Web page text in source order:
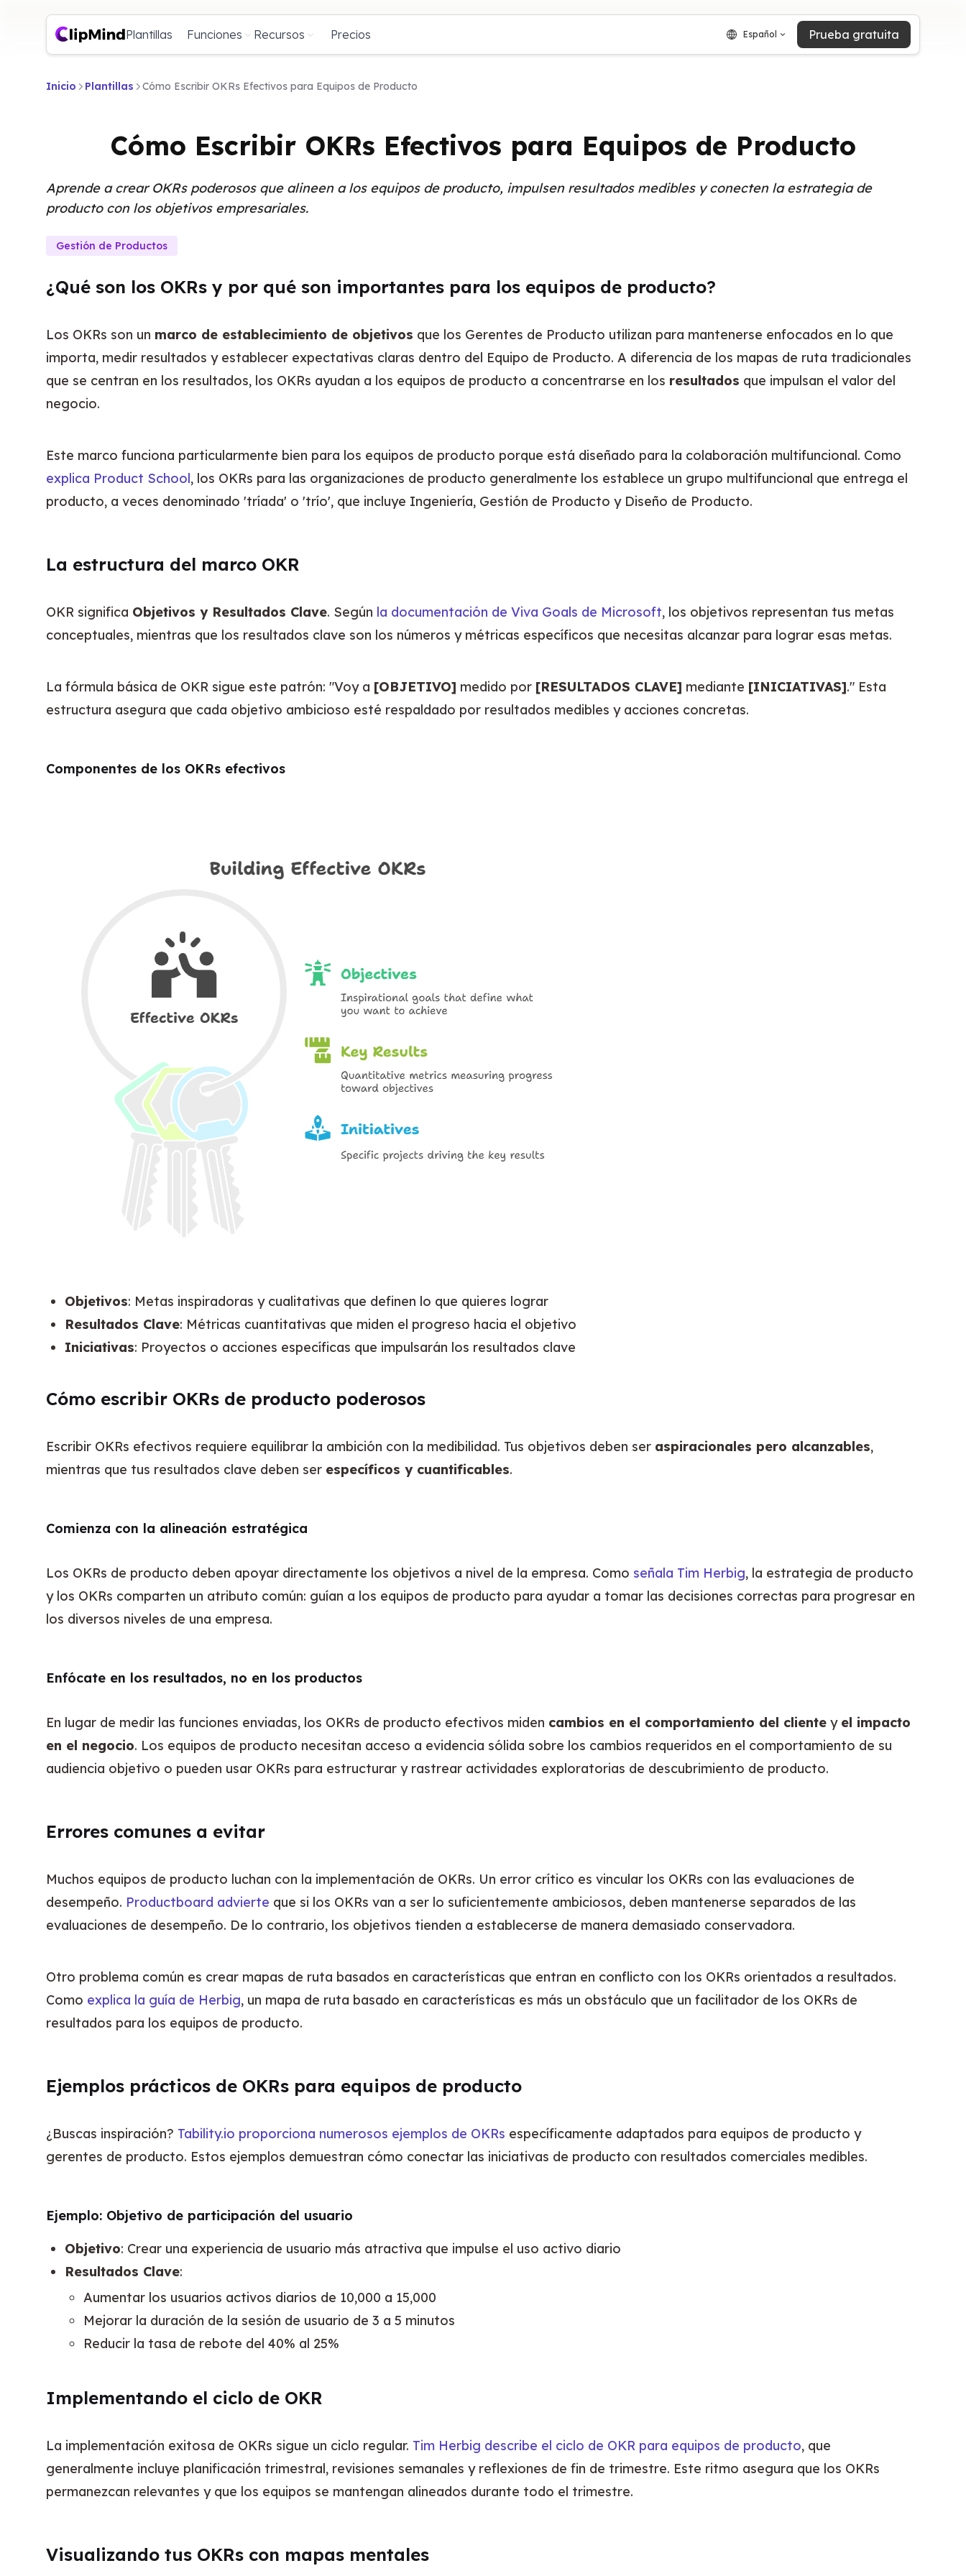
Plantillas Funciones Recursos Precios Español Prueba gratuita
Inicio Plantillas Cómo Escribir OKRs Efectivos para Equipos de Producto
Cómo Escribir OKRs Efectivos para Equipos de Producto
Aprende a crear OKRs poderosos que alineen a los equipos de producto, impulsen resultados medibles y conecten la estrategia de
producto con los objetivos empresariales.
Gestión de Productos
¿Qué son los OKRs y por qué son importantes para los equipos de producto?
Los OKRs son un marco de establecimiento de objetivos que los Gerentes de Producto utilizan para mantenerse enfocados en lo que
importa, medir resultados y establecer expectativas claras dentro del Equipo de Producto. A diferencia de los mapas de ruta tradicionales
que se centran en los resultados, los OKRs ayudan a los equipos de producto a concentrarse en los resultados que impulsan el valor del
negocio.
explica Product School, los OKRs para las organizaciones de producto generalmente los establece un grupo multifuncional que entrega el
producto, a veces denominado 'tríada' o 'trío', que incluye Ingeniería, Gestión de Producto y Diseño de Producto.
La estructura del marco OKR
OKR significa Objetivos y Resultados Clave. Según la documentación de Viva Goals de Microsoft, los objetivos representan tus metas
conceptuales, mientras que los resultados clave son los números y métricas específicos que necesitas alcanzar para lograr esas metas.
La fórmula básica de OKR sigue este patrón: "Voy a [OBJETIVO] medido por [RESULTADOS CLAVE] mediante [INICIATIVAS]." Esta
estructura asegura que cada objetivo ambicioso esté respaldado por resultados medibles y acciones concretas.
Componentes de los OKRs efectivos
Objetivos: Metas inspiradoras y cualitativas que definen lo que quieres lograr
Resultados Clave: Métricas cuantitativas que miden el progreso hacia el objetivo
Iniciativas: Proyectos o acciones específicas que impulsarán los resultados clave
Cómo escribir OKRs de producto poderosos
Escribir OKRs efectivos requiere equilibrar la ambición con la medibilidad. Tus objetivos deben ser aspiracionales pero alcanzables,
mientras que tus resultados clave deben ser específicos y cuantificables.
Comienza con la alineación estratégica
Los OKRs de producto deben apoyar directamente los objetivos a nivel de la empresa. Como señala Tim Herbig, la estrategia de producto
y los OKRs comparten un atributo común: guían a los equipos de producto para ayudar a tomar las decisiones correctas para progresar en
los diversos niveles de una empresa.
Enfócate en los resultados, no en los productos
En lugar de medir las funciones enviadas, los OKRs de producto efectivos miden cambios en el comportamiento del cliente y el impacto
en el negocio. Los equipos de producto necesitan acceso a evidencia sólida sobre los cambios requeridos en el comportamiento de su
audiencia objetivo o pueden usar OKRs para estructurar y rastrear actividades exploratorias de descubrimiento de producto.
Errores comunes a evitar
Muchos equipos de producto luchan con la implementación de OKRs. Un error crítico es vincular los OKRs con las evaluaciones de
desempeño. Productboard advierte que si los OKRs van a ser lo suficientemente ambiciosos, deben mantenerse separados de las
evaluaciones de desempeño. De lo contrario, los objetivos tienden a establecerse de manera demasiado conservadora.
Otro problema común es crear mapas de ruta basados en características que entran en conflicto con los OKRs orientados a resultados.
Como explica la guía de Herbig, un mapa de ruta basado en características es más un obstáculo que un facilitador de los OKRs de
resultados para los equipos de producto.
Ejemplos prácticos de OKRs para equipos de producto
¿Buscas inspiración? Tability.io proporciona numerosos ejemplos de OKRs específicamente adaptados para equipos de producto y
gerentes de producto. Estos ejemplos demuestran cómo conectar las iniciativas de producto con resultados comerciales medibles.
Ejemplo: Objetivo de participación del usuario
Objetivo: Crear una experiencia de usuario más atractiva que impulse el uso activo diario
Resultados Clave:
Aumentar los usuarios activos diarios de 10,000 a 15,000
Mejorar la duración de la sesión de usuario de 3 a 5 minutos
Reducir la tasa de rebote del 40% al 25%
Implementando el ciclo de OKR
La implementación exitosa de OKRs sigue un ciclo regular. Tim Herbig describe el ciclo de OKR para equipos de producto, que
generalmente incluye planificación trimestral, revisiones semanales y reflexiones de fin de trimestre. Este ritmo asegura que los OKRs
permanezcan relevantes y que los equipos se mantengan alineados durante todo el trimestre.
Visualizando tus OKRs con mapas mentales